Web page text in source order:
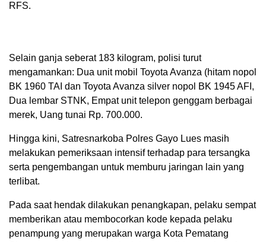
RFS.
Selain ganja seberat 183 kilogram, polisi turut
mengamankan: Dua unit mobil Toyota Avanza (hitam nopol
BK 1960 TAI dan Toyota Avanza silver nopol BK 1945 AFI,
Dua lembar STNK, Empat unit telepon genggam berbagai
merek, Uang tunai Rp. 700.000.
Hingga kini, Satresnarkoba Polres Gayo Lues masih
melakukan pemeriksaan intensif terhadap para tersangka
serta pengembangan untuk memburu jaringan lain yang
terlibat.
Pada saat hendak dilakukan penangkapan, pelaku sempat
memberikan atau membocorkan kode kepada pelaku
penampung yang merupakan warga Kota Pematang